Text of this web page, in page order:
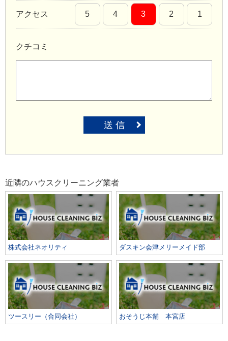
アクセス 5 4 3 2 1
クチコミ
送 信
近隣のハウスクリーニング業者
株式会社ネオリティ ダスキン会津メリーメイド部
ツースリー（合同会社） おそうじ本舗 本宮店